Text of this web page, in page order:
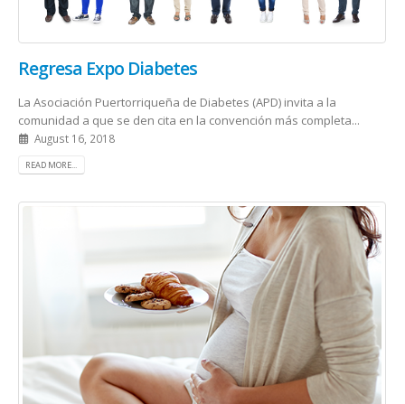
Regresa Expo Diabetes
La Asociación Puertorriqueña de Diabetes (APD) invita a la
comunidad a que se den cita en la convención más completa...
August 16, 2018
READ MORE...